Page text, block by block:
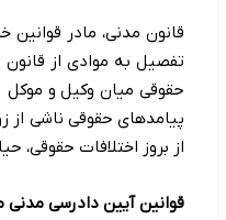
قانون مدنی، مادر
تفصیل به موادی از قانون
حقوقی میان وکیل و موکل
پیامدهای حقوقی ناشی از
از بروز اختلافات حقوقی،
قوانین آیین دادرسی